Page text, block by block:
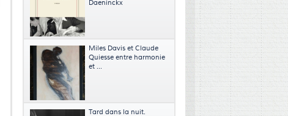
Daeninckx
Miles Davis et Claude
Quiesse entre harmonie
et ...
Tard dans la nuit.